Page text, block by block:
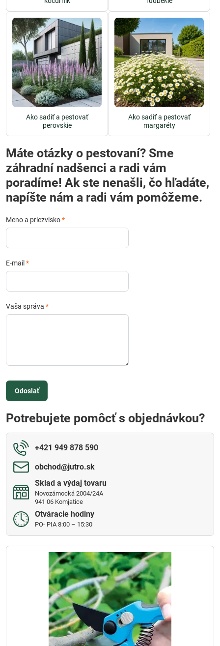
Ako sadiť a pestovať
perovskie
Ako sadiť a pestovať
margaréty
Máte otázky o pestovaní? Sme
záhradní nadšenci a radi vám
poradíme! Ak ste nenašli, čo hľadáte,
napíšte nám a radi vám pomôžeme.
Meno a priezvisko*
E-mail *
Vaša správa *
Odoslať
Potrebujete pomôcť s objednávkou?
+421 949 878 590
obchod​@jutro​.sk
Sklad a výdaj tovaru
Novozámocká 2004/24A
941 06 Komjatice
Otváracie hodiny
PO- PIA 8:00 – 15:30